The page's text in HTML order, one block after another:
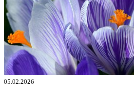
05.02.2026